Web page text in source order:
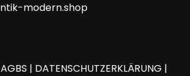
modern.shop
AGBS | DATENSCHUTZERKLÄRUNG |